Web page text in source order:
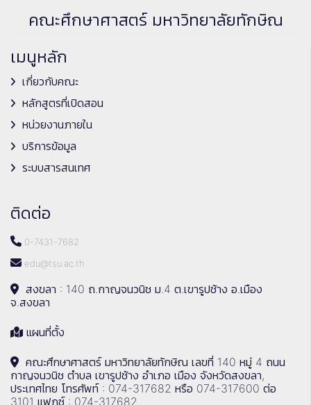
คณะศึกษาศาสตร์ มหาวิทยาลัยทักษิณ
เมนูหลัก
เกี่ยวกับคณะ
หลักสูตรที่เปิดสอน
หน่วยงานภายใน
บริการข้อมูล
ระบบสารสนเทศ
ติดต่อ
0-7431-7682
edu@tsu.ac.th
สงขลา : 140 ถ.กาญจนวนิช ม.4 ต.เขารูปช้าง อ.เมือง
จ.สงขลา
แผนที่ตั้ง
คณะศึกษาศาสตร์ มหาวิทยาลัยทักษิณ เลขที่ 140 หมู่ 4 ถนน
กาญจนวนิช ตำบล เขารูปช้าง อำเภอ เมือง จังหวัดสงขลา,
ประเทศไทย โทรศัพท์ : 074-317682 หรือ 074-317600 ต่อ
3101 แฟกซ์ : 074-317682